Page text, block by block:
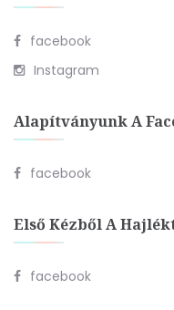
facebook
Instagram
Alapítványunk A
facebook
Első Kézből A
facebook